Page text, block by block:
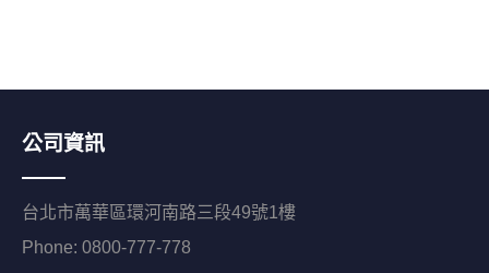
公司資訊
台北市萬華區環河南路三段49號1樓
Phone: 0800-777-778